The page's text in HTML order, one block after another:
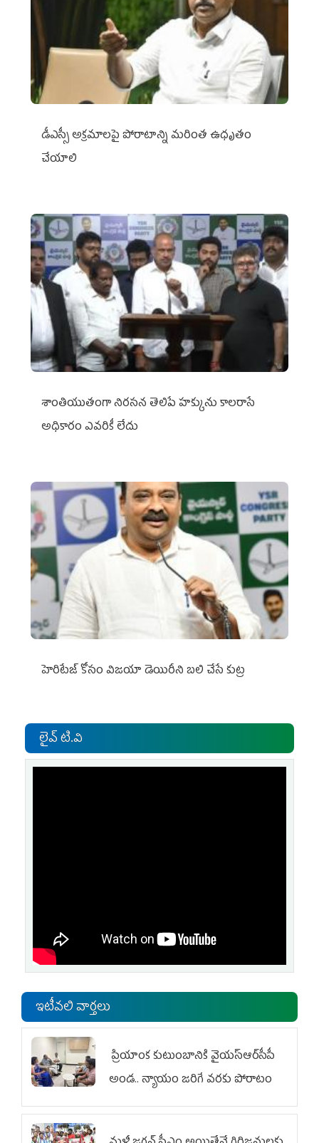
డీఎస్సీ అక్రమాలపై పోరాటాన్ని మరింత ఉధృతం
చేయాలి
శాంతియుతంగా నిరసన తెలిపే హక్కును కాలరాసే
అధికారం ఎవరికీ లేదు
హెరిటేజ్ కోసం విజయా డెయిరీని బలి చేసే కుట్ర‌
లైవ్ టి.వి
ఇటీవలి వార్తలు
ప్రియాంక కుటుంబానికి వైయ‌స్ఆర్‌సీపీ
అండ.. న్యాయం జరిగే వరకు పోరాటం